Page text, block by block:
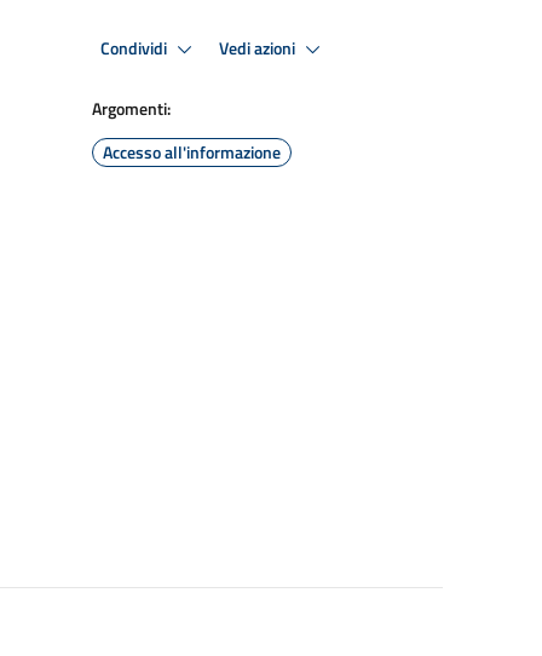
Condividi Vedi azioni
Argomenti:
Accesso all'informazione